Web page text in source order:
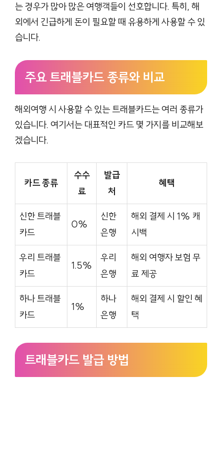
는 경우가 많아 많은 여행객들이 선호합니다. 특히, 해
외에서 긴급하게 돈이 필요할 때 유용하게 사용할 수 있
습니다.
주요 트래블카드 종류와 비교
해외여행 시 사용할 수 있는 트래블카드는 여러 종류가
있습니다. 여기서는 대표적인 카드 몇 가지를 비교해보
겠습니다.
카드 종류
수수
료
발급
처
혜택
신한 트래블
카드
0%
신한
은행
해외 결제 시 1% 캐
시백
우리 트래블
카드
1.5%
우리
은행
해외 여행자 보험 무
료 제공
하나 트래블
카드
1%
하나
은행
해외 결제 시 할인 혜
택
트래블카드 발급 방법